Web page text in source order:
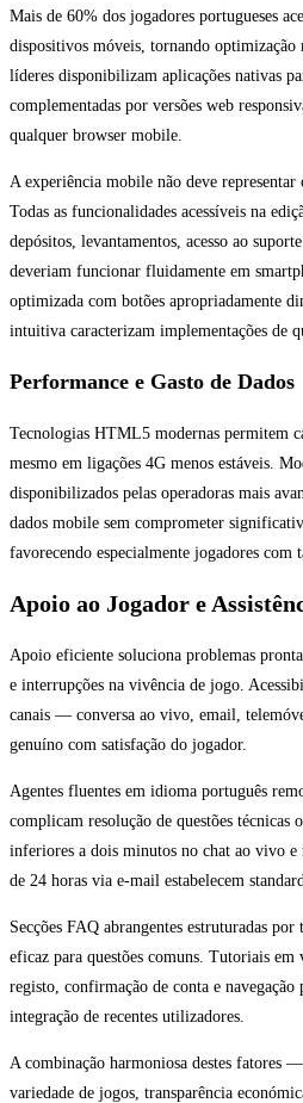
Mais de 60% dos jogadores portugueses
dispositivos móveis, tornando optimização
líderes disponibilizam aplicações nativas
complementadas por versões web
qualquer browser mobile.
A experiência mobile não deve representar
Todas as funcionalidades acessíveis na
depósitos, levantamentos, acesso ao
deveriam funcionar fluidamente em
optimizada com botões apropriadamente
intuitiva caracterizam implementações de
Performance e Gasto de Dados
Tecnologias HTML5 modernas permitem
mesmo em ligações 4G menos estáveis.
disponibilizados pelas operadoras mais
dados mobile sem comprometer
favorecendo especialmente jogadores com
Apoio ao Jogador e
Apoio eficiente soluciona problemas
e interrupções na vivência de jogo.
canais — conversa ao vivo, email,
genuíno com satisfação do jogador.
Agentes fluentes em idioma português
complicam resolução de questões técnicas
inferiores a dois minutos no chat ao vivo e
de 24 horas via e-mail estabelecem
Secções FAQ abrangentes estruturadas
eficaz para questões comuns. Tutoriais em
registo, confirmação de conta e navegação
integração de recentes utilizadores.
A combinação harmoniosa destes fatores
variedade de jogos, transparência